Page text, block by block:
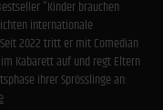
"Kinder brauchen
internationale
2022 tritt er mit Comedian
Kabarett auf und regt Eltern
ihrer Sprösslinge an: